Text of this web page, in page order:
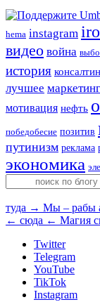
hema instagram
видео война
история
лучшее маркетинг
мотивация нефть
победобесие позитив
путинизм реклама
экономика
туда → Мы – рабы
← сюда ← Магия
Twitter
Telegram
YouTube
TikTok
Instagram